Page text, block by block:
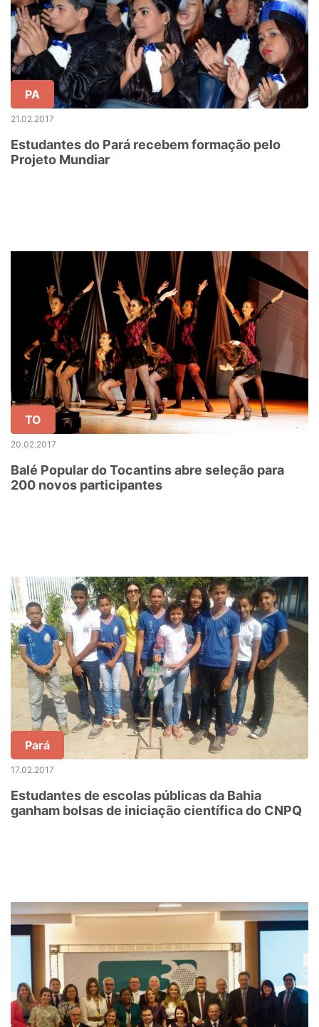
PA
21.02.2017
Estudantes do Pará recebem formação pelo
Projeto Mundiar
TO
20.02.2017
Balé Popular do Tocantins abre seleção para
200 novos participantes
Pará
17.02.2017
Estudantes de escolas públicas da Bahia
ganham bolsas de iniciação científica do CNPQ